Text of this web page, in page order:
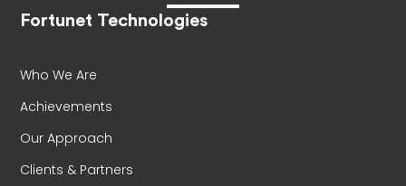
Fortunet Technologies
Who We Are
Achievements
Our Approach
Clients & Partners